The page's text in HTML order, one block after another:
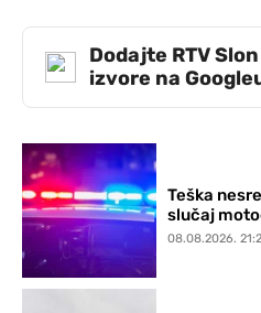
Dodajte RTV
izvore na
Teška
slučaj
08.08.2026.